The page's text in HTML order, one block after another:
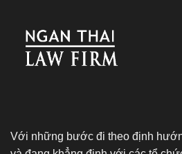
Với những bước đi theo định